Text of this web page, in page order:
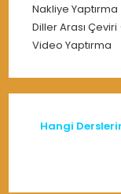
Nakliye Yaptırma
Diller Arası
Video Yaptırma
Hangi